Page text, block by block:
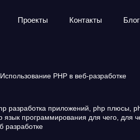
Проекты Контакты Блог
Использование PHP в веб-разработке